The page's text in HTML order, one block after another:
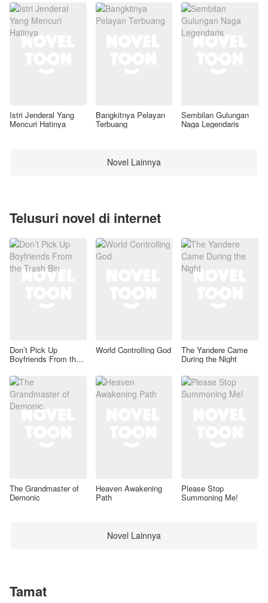
Istri Jenderal Yang
Mencuri Hatinya
Bangkitnya Pelayan
Terbuang
Sembilan Gulungan
Naga Legendaris
Novel Lainnya
Telusuri novel di internet
Don’t Pick Up
Boyfriends From the
World Controlling God The Yandere Came
During the Night
The Grandmaster of
Demonic
Heaven Awakening
Path
Please Stop
Summoning Me!
Novel Lainnya
Tamat